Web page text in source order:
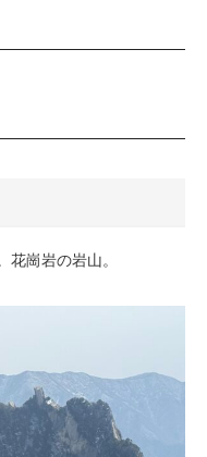
崗岩の岩山。